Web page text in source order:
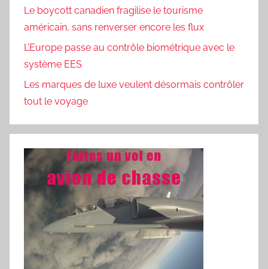
Le boycott canadien fragilise le tourisme
américain, sans renverser encore les flux
L’Europe passe au contrôle biométrique avec le
système EES
Les marques de luxe veulent désormais contrôler
tout le voyage